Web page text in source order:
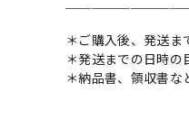
＊ご購入後、発送ま
＊発送までの日時の
＊納品書、領収書な